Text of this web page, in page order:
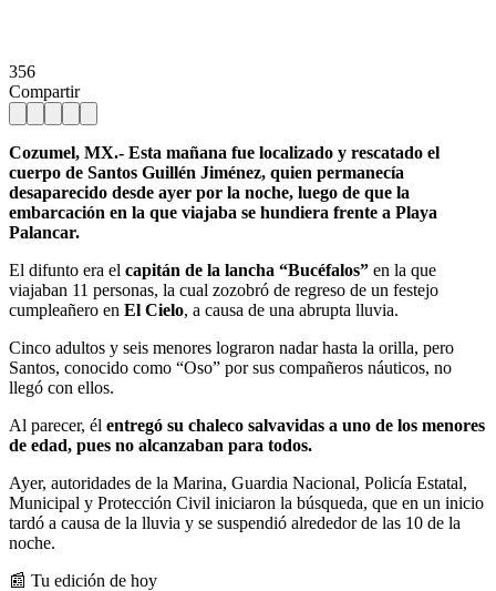
356
Compartir
Cozumel, MX.- Esta mañana fue localizado y rescatado el
cuerpo de Santos Guillén Jiménez, quien permanecía
desaparecido desde ayer por la noche, luego de que la
embarcación en la que viajaba se hundiera frente a Playa
Palancar.
El difunto era el capitán de la lancha “Bucéfalos” en la que
viajaban 11 personas, la cual zozobró de regreso de un festejo
cumpleañero en El Cielo, a causa de una abrupta lluvia.
Cinco adultos y seis menores lograron nadar hasta la orilla, pero
Santos, conocido como “Oso” por sus compañeros náuticos, no
llegó con ellos.
Al parecer, él entregó su chaleco salvavidas a uno de los menores
de edad, pues no alcanzaban para todos.
Ayer, autoridades de la Marina, Guardia Nacional, Policía Estatal,
Municipal y Protección Civil iniciaron la búsqueda, que en un inicio
tardó a causa de la lluvia y se suspendió alrededor de las 10 de la
noche.
📰 Tu edición de hoy